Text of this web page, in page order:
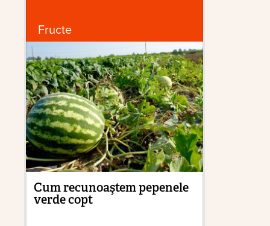
Fructe
Cum recunoaştem pepenele
verde copt